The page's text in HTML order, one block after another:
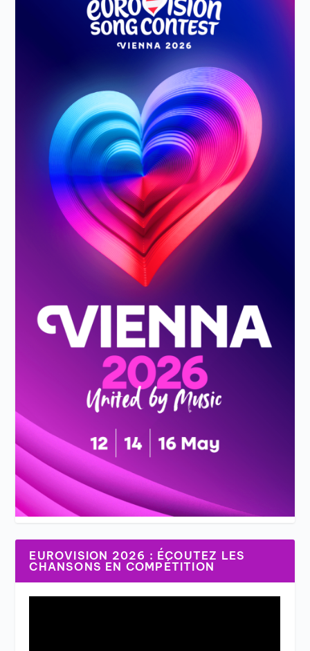
EUROVISION 2026 : ÉCOUTEZ LES
CHANSONS EN COMPÉTITION